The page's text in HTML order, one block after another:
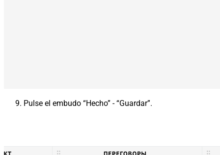
Pulse el embudo “Hecho” - “Guardar”.